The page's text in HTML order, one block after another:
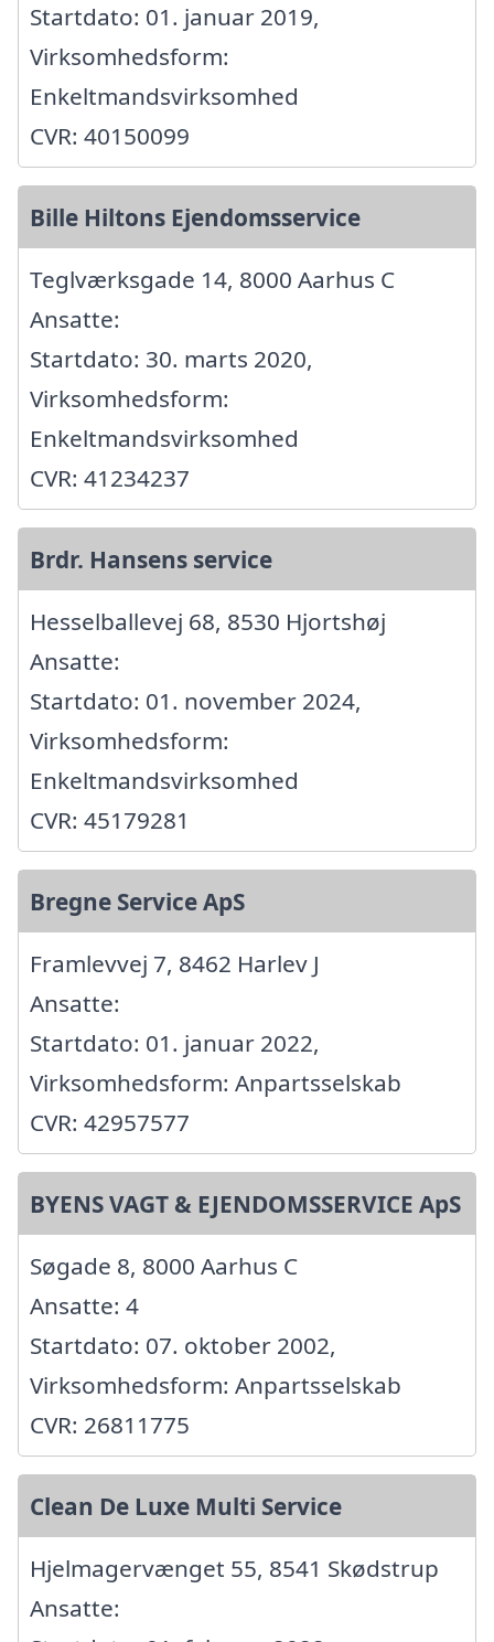
Startdato: 01. januar 2019,
Virksomhedsform:
Enkeltmandsvirksomhed
CVR: 40150099
Bille Hiltons Ejendomsservice
Teglværksgade 14, 8000 Aarhus C
Ansatte:
Startdato: 30. marts 2020,
Virksomhedsform:
Enkeltmandsvirksomhed
CVR: 41234237
Brdr. Hansens service
Hesselballevej 68, 8530 Hjortshøj
Ansatte:
Startdato: 01. november 2024,
Virksomhedsform:
Enkeltmandsvirksomhed
CVR: 45179281
Bregne Service ApS
Framlevvej 7, 8462 Harlev J
Ansatte:
Startdato: 01. januar 2022,
Virksomhedsform: Anpartsselskab
CVR: 42957577
BYENS VAGT & EJENDOMSSERVICE ApS
Søgade 8, 8000 Aarhus C
Ansatte: 4
Startdato: 07. oktober 2002,
Virksomhedsform: Anpartsselskab
CVR: 26811775
Clean De Luxe Multi Service
Hjelmagervænget 55, 8541 Skødstrup
Ansatte: